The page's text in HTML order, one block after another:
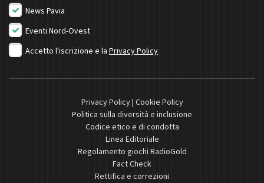
News Pavia
Eventi Nord-Ovest
Accetto l'iscrizione e la Privacy Policy
Privacy Policy| Cookie Policy
Politica sulla diversità e inclusione
Codice etico e di condotta
Linea Editoriale
Regolamento giochi RadioGold
Fact Check
Rettifica e correzioni